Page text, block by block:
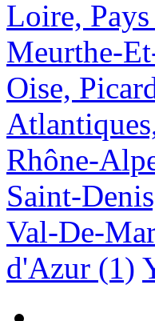
Loire,
Meurthe-
Oise,
Rhône-
Saint-
Val-De-
d'Azur (1)